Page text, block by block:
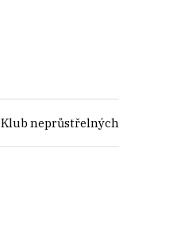
Klub neprůstřelných